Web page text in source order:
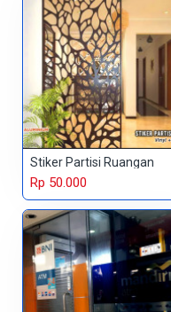
Stiker Partisi Ruangan
Rp 50.000